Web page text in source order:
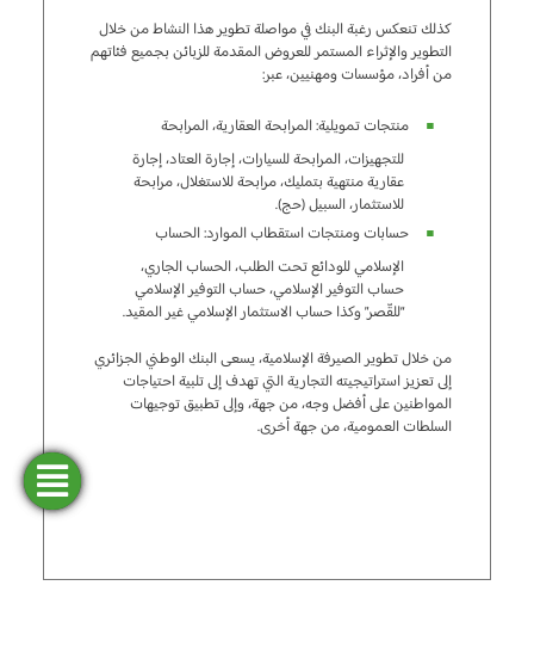
كذلك تنعكس رغبة البنك في مواصلة تطوير هذا النشاط من خلال
التطوير والإثراء المستمر للعروض المقدمة للزبائن بجميع فئاتهم
من أفراد، مؤسسات ومهنيين، عبر:
منتجات تمويلية: المرابحة العقارية، المرابحة
للتجهيزات، المرابحة للسيارات، إجارة العتاد، إجارة
عقارية منتهية بتمليك، مرابحة للاستغلال، مرابحة
للاستثمار، السبيل (حج).
حسابات ومنتجات استقطاب الموارد: الحساب
الإسلامي للودائع تحت الطلب، الحساب الجاري،
حساب التوفير الإسلامي، حساب التوفير الإسلامي
“للقّصر” وكذا حساب الاستثمار الإسلامي غير المقيد.
من خلال تطوير الصيرفة الإسلامية، يسعى البنك الوطني الجزائري
إلى تعزيز استراتيجيته التجارية التي تهدف إلى تلبية احتياجات
المواطنين على أفضل وجه، من جهة، وإلى تطبيق توجيهات
السلطات العمومية، من جهة أخرى.
ابحث
عن وكالة
طلب
تمويل
المحاكاة
فتح
حساب